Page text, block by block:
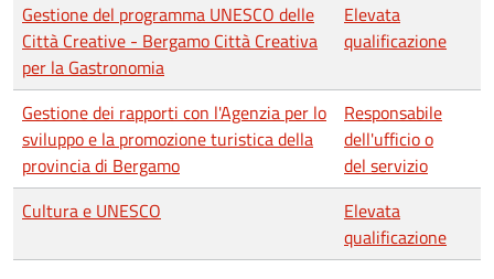
Gestione del programma UNESCO delle
Città Creative - Bergamo Città Creativa
per la Gastronomia
Elevata
qualificazione
Gestione dei rapporti con l'Agenzia per lo
sviluppo e la promozione turistica della
provincia di Bergamo
Responsabile
dell'ufficio o
del servizio
Cultura e UNESCO
Elevata
qualificazione